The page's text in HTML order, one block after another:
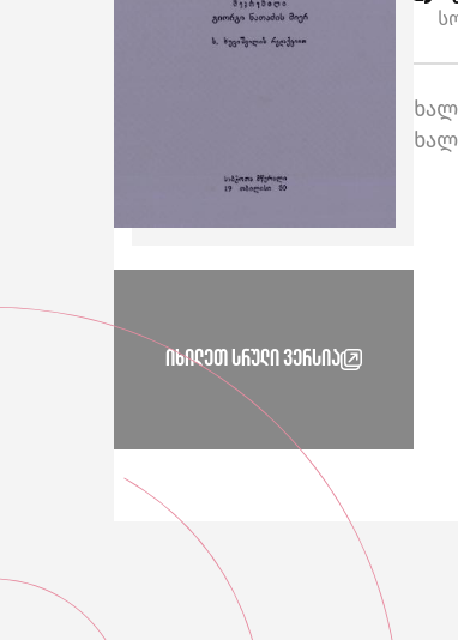
იხილეთ სრული ვერსია